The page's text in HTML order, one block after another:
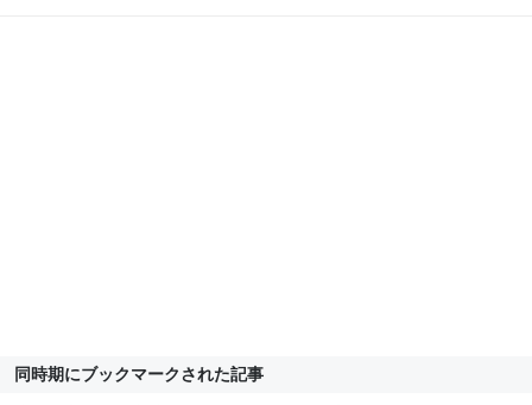
同時期にブックマークされた記事